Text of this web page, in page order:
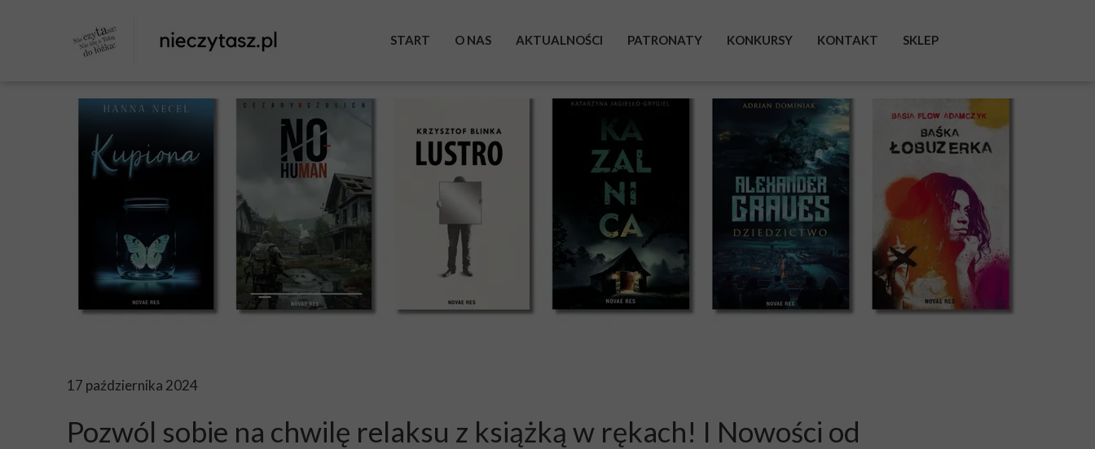
START O NAS
ZRZUTKA
AKTUALNOŚCI PATRONATY KONKURSY KONTAKT
INSTAGRAM
TWITTER
SKLEP
17 października 2024
Pozwól sobie na chwilę relaksu z książką w rękach! I Nowości od